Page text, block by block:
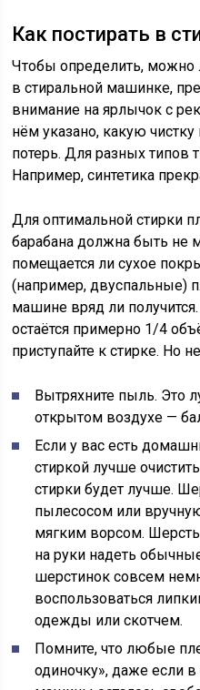
Как постирать в
Чтобы определить, можно
в стиральной машинке,
внимание на ярлычок с
нём указано, какую
потерь. Для разных типов
Например, синтетика
Для оптимальной стирки
барабана должна быть не
помещается ли сухое
(например, двуспальные)
машине вряд ли
остаётся примерно 1/4
приступайте к стирке. Но
Вытряхните пыль. Это
открытом воздухе —
Если у вас есть
стиркой лучше
стирки будет лучше.
пылесосом или
мягким ворсом. Шерсть
на руки надеть
шерстинок совсем
воспользоваться
одежды или скотчем.
Помните, что любые
одиночку», даже если